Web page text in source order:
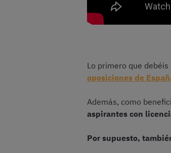
Lo primero que
oposiciones de
Además, como
aspirantes con
Por supuesto,